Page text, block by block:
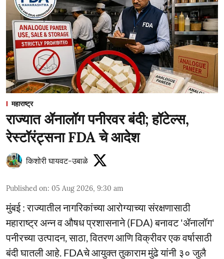
महाराष्ट्र
राज्यात ॲनालॉग पनीरवर बंदी; हॉटेल्स,
रेस्टॉरंट्सना FDA चे आदेश
किशोरी घायवट-उबाळे
Published on: 05 Aug 2026, 9:30 am
मुंबई : राज्यातील नागरिकांच्या आरोग्याच्या संरक्षणासाठी
महाराष्ट्र अन्न व औषध प्रशासनाने (FDA) बनावट 'ॲनालॉग'
पनीरच्या उत्पादन, साठा, वितरण आणि विक्रीवर एक वर्षासाठी
बंदी घातली आहे. FDAचे आयुक्त तुकाराम मुंढे यांनी ३० जुलै